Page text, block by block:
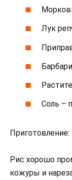
Лук
Соль –
Приготовление:
Рис хорошо
кожуры и